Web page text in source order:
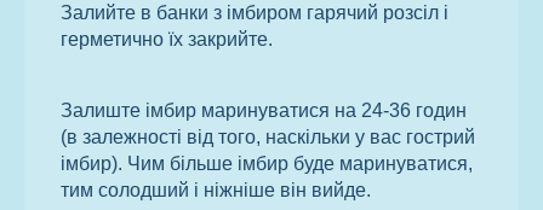
Залийте в банки з імбиром гарячий розсіл і
герметично їх закрийте.
Залиште імбир маринуватися на 24-36 годин
(в залежності від того, наскільки у вас гострий
імбир). Чим більше імбир буде маринуватися,
тим солодший і ніжніше він вийде.